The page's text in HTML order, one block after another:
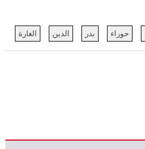
حوراء بدر الدين
الغارة